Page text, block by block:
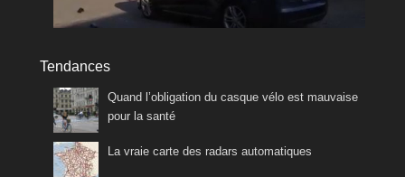
Tendances
Quand l’obligation du casque vélo est mauvaise
pour la santé
La vraie carte des radars automatiques